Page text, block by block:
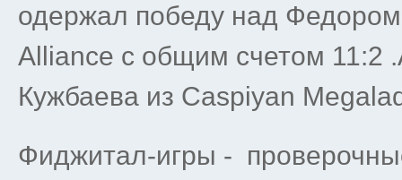
одержал победу над
Alliance с общим счетом
Кужбаева из Caspiyan
Фиджитал-игры -